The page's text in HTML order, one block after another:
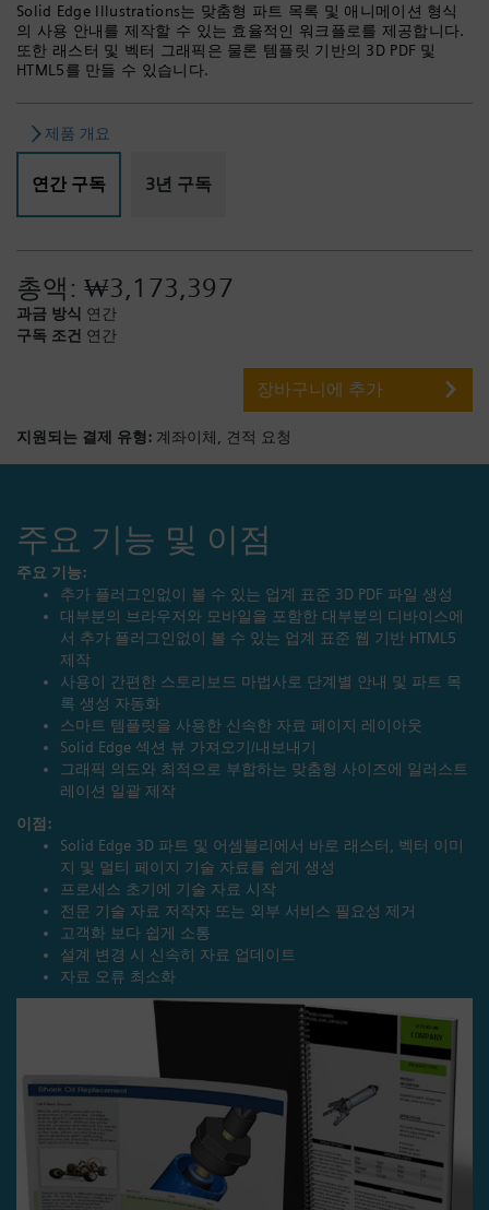
Solid Edge Illustrations는 맞춤형 파트 목록 및 애니메이션 형식
의 사용 안내를 제작할 수 있는 효율적인 워크플로를 제공합니다.
또한 래스터 및 벡터 그래픽은 물론 템플릿 기반의 3D PDF 및
HTML5를 만들 수 있습니다.
제품 개요
연간 구독 3년 구독
총액: ₩3,173,397
과금 방식 연간
구독 조건 연간
장바구니에 추가
지원되는 결제 유형: 계좌이체, 견적 요청
주요 기능 및 이점
주요 기능:
추가 플러그인없이 볼 수 있는 업계 표준 3D PDF 파일 생성
대부분의 브라우저와 모바일을 포함한 대부분의 디바이스에
서 추가 플러그인없이 볼 수 있는 업계 표준 웹 기반 HTML5
제작
사용이 간편한 스토리보드 마법사로 단계별 안내 및 파트 목
록 생성 자동화
스마트 템플릿을 사용한 신속한 자료 페이지 레이아웃
Solid Edge 섹션 뷰 가져오기/내보내기
그래픽 의도와 최적으로 부합하는 맞춤형 사이즈에 일러스트
레이션 일괄 제작
이점:
Solid Edge 3D 파트 및 어셈블리에서 바로 래스터, 벡터 이미
지 및 멀티 페이지 기술 자료를 쉽게 생성
프로세스 초기에 기술 자료 시작
전문 기술 자료 저작자 또는 외부 서비스 필요성 제거
고객화 보다 쉽게 소통
설계 변경 시 신속히 자료 업데이트
자료 오류 최소화